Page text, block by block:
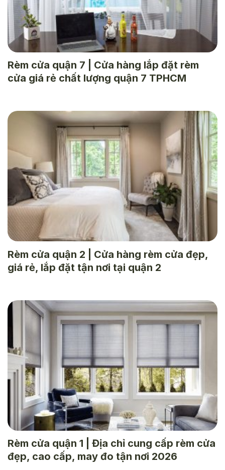
Rèm cửa quận 7 | Cửa hàng lắp đặt rèm
cửa giá rẻ chất lượng quận 7 TPHCM
Rèm cửa quận 2 | Cửa hàng rèm cửa đẹp,
giá rẻ, lắp đặt tận nơi tại quận 2
Rèm cửa quận 1 | Địa chỉ cung cấp rèm cửa
đẹp, cao cấp, may đo tận nơi 2026